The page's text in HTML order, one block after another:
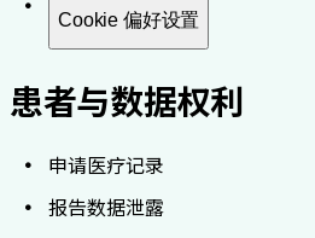
Cookie 偏好设置
患者与数据权利
申请医疗记录
报告数据泄露